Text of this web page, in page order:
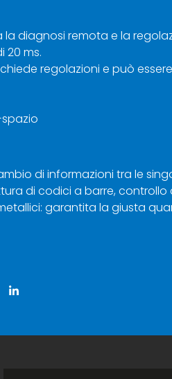
diagnosi remota e la
20 ms.
regolazioni e può
di informazioni tra le
di codici a barre, controllo
garantita la giusta
Twitter